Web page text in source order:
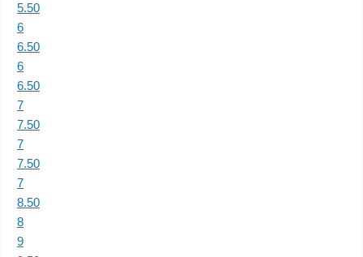
5.50
6
6.50
6
6.50
7
7.50
7
7.50
7
8.50
8
9